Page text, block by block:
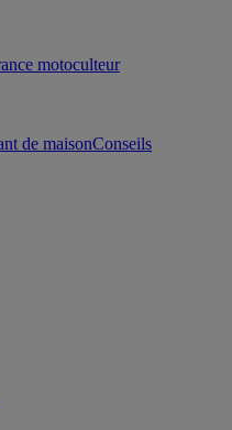
motoculteur
de maisonConseils